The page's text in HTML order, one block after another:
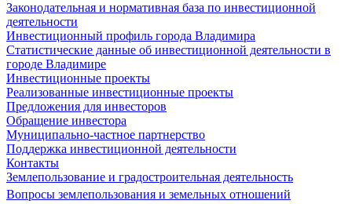
Законодательная и нормативная база по инвестиционной
деятельности
Инвестиционный профиль города Владимира
Статистические данные об инвестиционной деятельности в
городе Владимире
Инвестиционные проекты
Реализованные инвестиционные проекты
Предложения для инвесторов
Обращение инвестора
Муниципально-частное партнерство
Поддержка инвестиционной деятельности
Контакты
Землепользование и градостроительная деятельность
Вопросы землепользования и земельных отношений